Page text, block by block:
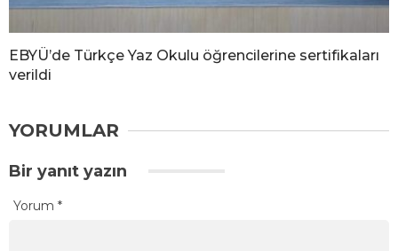
EBYÜ’de Türkçe Yaz Okulu öğrencilerine sertifikaları
verildi
YORUMLAR
Bir yanıt yazın
Yorum *